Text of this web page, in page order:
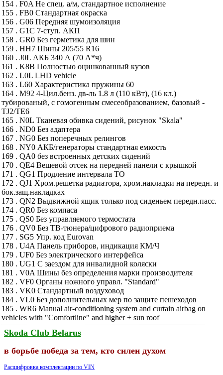
154 . F0A Не спец. а/м, стандартное исполнение
155 . FB0 Стандартная окраска
156 . G06 Передняя шумоизоляция
157 . G1C 7-ступ. АКП
158 . GR0 Без герметика для шин
159 . HH7 Шины 205/55 R16
160 . J0L АКБ 340 А (70 А*ч)
161 . K8B Полностью оцинкованный кузов
162 . L0L LHD vehicle
163 . L60 Характеристика пружины 60
164 . M92 4-Цил.бенз. дв-ль 1.8 л (110 кВт), (16 кл.)
тубированый, с гомогенным смесеобразованием, базовый -
TJ2/TE6
165 . N0L Тканевая обивка сидений, рисунок "Skala"
166 . ND0 Без адаптера
167 . NG0 Без поперечных релингов
168 . NY0 АКБ/генераторы стандартная емкость
169 . QA0 без встроенных детских сидений
170 . QE4 Вещевой отсек на передней панели с крышкой
171 . QG1 Продление интервала ТО
172 . QJ1 Хром.решетка радиатора, хром.накладки на передн. и
бок.защ.накладках
173 . QN2 Выдвижной ящик только под сиденьем передн.пасс.
174 . QR0 Без компаса
175 . QS0 Без управляемого термостата
176 . QV0 Без ТВ-тюнера/цифрового радиоприема
177 . SG5 Упр. код Eurovan
178 . U4A Панель приборов, индикация КМ/Ч
179 . UF0 Без электрического интерфейса
180 . UG1 С заездом для инвалидной коляски
181 . V0A Шины без определения марки производителя
182 . VF0 Органы ножного управл. "Standard"
183 . VK0 Стандартный воздуховод
184 . VL0 Без дополнительных мер по защите пешеходов
185 . WR6 Manual air-conditioning system and curtain airbag on
vehicles with "Comfortline" and higher + sun roof
Skoda Club Belarus
в борьбе победа за тем, кто силен духом
Расшифровка комплектации по VIN